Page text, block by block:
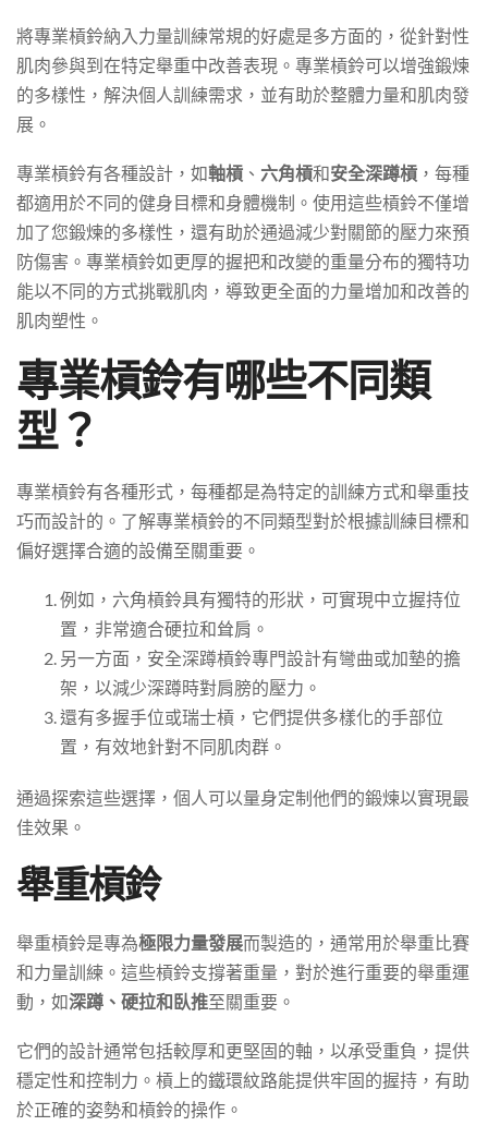
將專業槓鈴納入力量訓練常規的好處是多方面的，從針對性
肌肉參與到在特定舉重中改善表現。專業槓鈴可以增強鍛煉
的多樣性，解決個人訓練需求，並有助於整體力量和肌肉發
展。
專業槓鈴有各種設計，如軸槓 、 六角槓和安全深蹲槓 ，每種
都適用於不同的健身目標和身體機制。使用這些槓鈴不僅增
加了您鍛煉的多樣性，還有助於通過減少對關節的壓力來預
防傷害。專業槓鈴如更厚的握把和改變的重量分布的獨特功
能以不同的方式挑戰肌肉，導致更全面的力量增加和改善的
肌肉塑性。
專業槓鈴有哪些不同類
型？
專業槓鈴有各種形式，每種都是為特定的訓練方式和舉重技
巧而設計的。了解專業槓鈴的不同類型對於根據訓練目標和
偏好選擇合適的設備至關重要。
例如，六角槓鈴具有獨特的形狀，可實現中立握持位
置，非常適合硬拉和耸肩。
另一方面，安全深蹲槓鈴專門設計有彎曲或加墊的擔
架，以減少深蹲時對肩膀的壓力。
還有多握手位或瑞士槓，它們提供多樣化的手部位
置，有效地針對不同肌肉群。
通過探索這些選擇，個人可以量身定制他們的鍛煉以實現最
佳效果。
舉重槓鈴
舉重槓鈴是專為極限力量發展而製造的，通常用於舉重比賽
和力量訓練。這些槓鈴支撐著重量，對於進行重要的舉重運
動，如深蹲、硬拉和臥推至關重要。
它們的設計通常包括較厚和更堅固的軸，以承受重負，提供
穩定性和控制力。槓上的鐵環紋路能提供牢固的握持，有助
於正確的姿勢和槓鈴的操作。